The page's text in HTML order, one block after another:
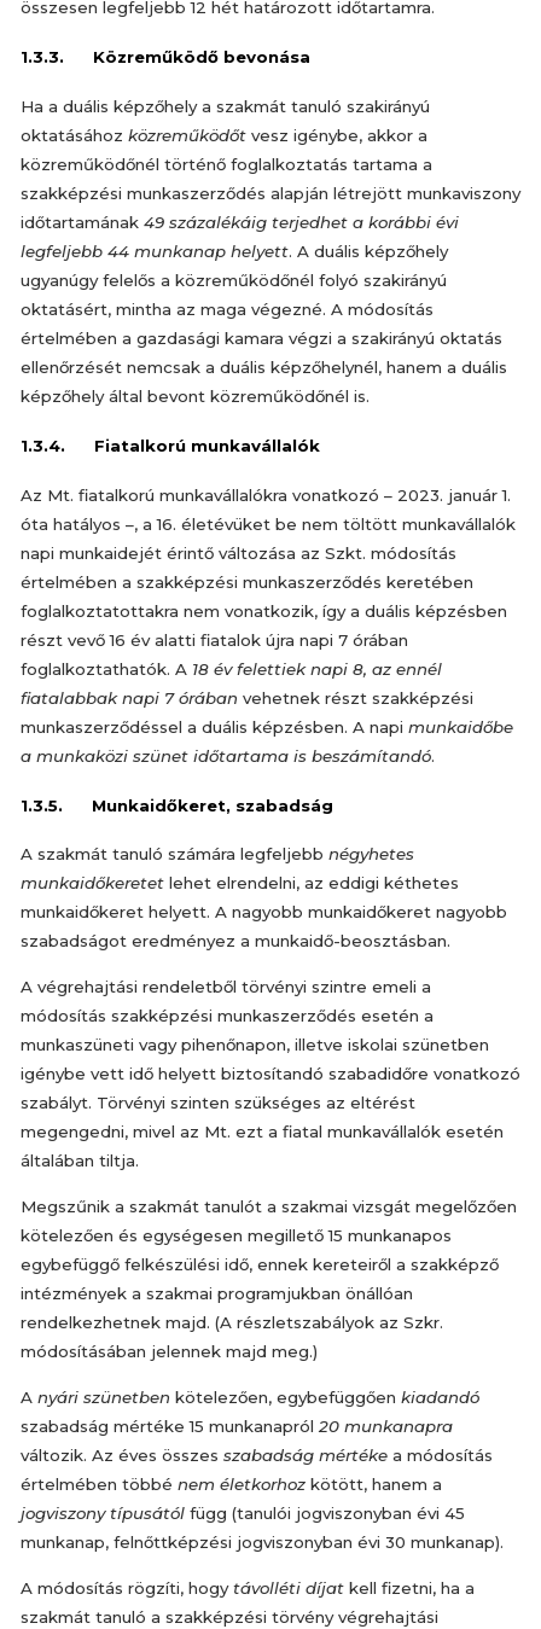
összesen legfeljebb 12 hét határozott időtartamra.
1.3.3. Közreműködő bevonása
Ha a duális képzőhely a szakmát tanuló szakirányú
oktatásához közreműködőt vesz igénybe, akkor a
közreműködőnél történő foglalkoztatás tartama a
szakképzési munkaszerződés alapján létrejött munkaviszony
időtartamának 49 százalékáig terjedhet a korábbi évi
legfeljebb 44 munkanap helyett. A duális képzőhely
ugyanúgy felelős a közreműködőnél folyó szakirányú
oktatásért, mintha az maga végezné. A módosítás
értelmében a gazdasági kamara végzi a szakirányú oktatás
ellenőrzését nemcsak a duális képzőhelynél, hanem a duális
képzőhely által bevont közreműködőnél is.
1.3.4. Fiatalkorú munkavállalók
Az Mt. fiatalkorú munkavállalókra vonatkozó – 2023. január 1.
óta hatályos –, a 16. életévüket be nem töltött munkavállalók
napi munkaidejét érintő változása az Szkt. módosítás
értelmében a szakképzési munkaszerződés keretében
foglalkoztatottakra nem vonatkozik, így a duális képzésben
részt vevő 16 év alatti fiatalok újra napi 7 órában
foglalkoztathatók. A 18 év felettiek napi 8, az ennél
fiatalabbak napi 7 órában vehetnek részt szakképzési
munkaszerződéssel a duális képzésben. A napi munkaidőbe
a munkaközi szünet időtartama is beszámítandó.
1.3.5. Munkaidőkeret, szabadság
A szakmát tanuló számára legfeljebb négyhetes
munkaidőkeretet lehet elrendelni, az eddigi kéthetes
munkaidőkeret helyett. A nagyobb munkaidőkeret nagyobb
szabadságot eredményez a munkaidő-beosztásban.
A végrehajtási rendeletből törvényi szintre emeli a
módosítás szakképzési munkaszerződés esetén a
munkaszüneti vagy pihenőnapon, illetve iskolai szünetben
igénybe vett idő helyett biztosítandó szabadidőre vonatkozó
szabályt. Törvényi szinten szükséges az eltérést
megengedni, mivel az Mt. ezt a fiatal munkavállalók esetén
általában tiltja.
Megszűnik a szakmát tanulót a szakmai vizsgát megelőzően
kötelezően és egységesen megillető 15 munkanapos
egybefüggő felkészülési idő, ennek kereteiről a szakképző
intézmények a szakmai programjukban önállóan
rendelkezhetnek majd. (A részletszabályok az Szkr.
módosításában jelennek majd meg.)
A nyári szünetben kötelezően, egybefüggően kiadandó
szabadság mértéke 15 munkanapról 20 munkanapra
változik. Az éves összes szabadság mértéke a módosítás
értelmében többé nem életkorhoz kötött, hanem a
jogviszony típusától függ (tanulói jogviszonyban évi 45
munkanap, felnőttképzési jogviszonyban évi 30 munkanap).
A módosítás rögzíti, hogytávolléti díjat kell fizetni, ha a
szakmát tanuló a szakképzési törvény végrehajtási